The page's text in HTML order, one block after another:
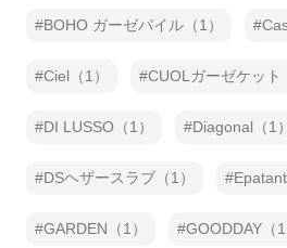
BOHO ガーゼパイル（1）
Ciel（1） CUOLガーゼケット
DI LUSSO（1） Diagonal（1）
DSヘザースラブ（1） Epatant
GARDEN（1） GOODDAY（1